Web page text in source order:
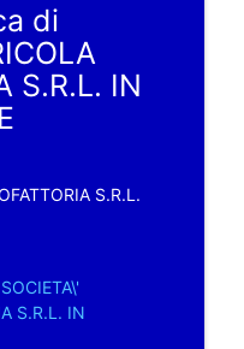
di
S.R.L. IN
S.R.L.
S.R.L. IN